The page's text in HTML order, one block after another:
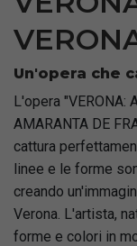
Un'opera che
L'opera "VERONA:
AMARANTA DE
cattura
linee e le forme
creando
Verona. L'artista,
forme e colori in